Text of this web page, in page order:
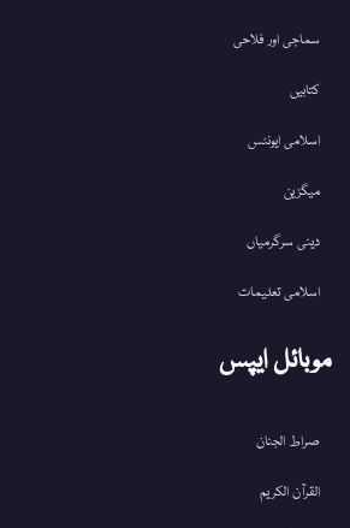
سماجی اور فلاحی
کتابیں
اسلامی ایونٹس
میگزین
دینی سرگرمیاں
اسلامی تعلیمات
موبائل ایپس
صراط الجنان
القرآن الکریم